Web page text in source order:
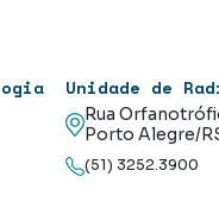
Unidade de
Rua
Porto Alegre/
(51) 3252.3900